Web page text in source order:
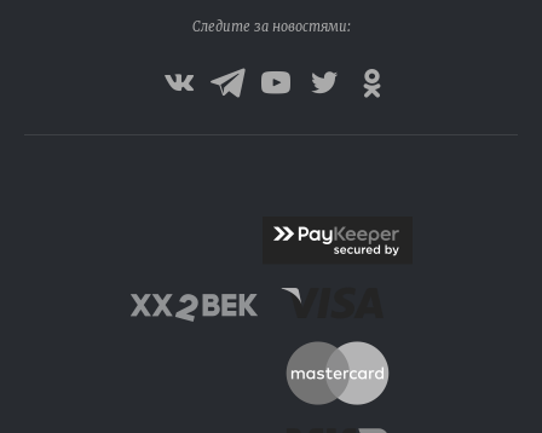
Следите за новостями: